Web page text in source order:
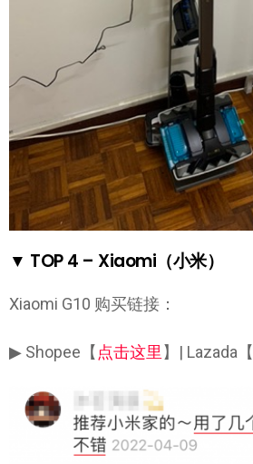
▼ TOP 4 – Xiaomi（小米）
Xiaomi G10 购买链接：
▶ Shopee【点击这里】| Lazada【